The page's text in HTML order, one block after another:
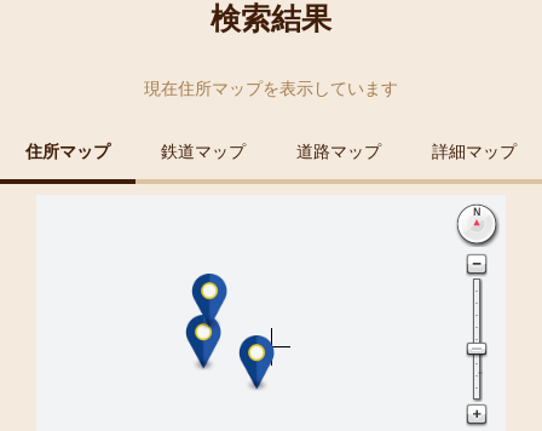
検索結果
現在住所マップを表示しています
住所マップ 鉄道マップ 道路マップ 詳細マップ